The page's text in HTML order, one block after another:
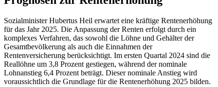
Sozialminister Hubertus Heil erwartet eine kräftige Rentenerhöhung
für das Jahr 2025. Die Anpassung der Renten erfolgt durch ein
komplexes Verfahren, das sowohl die Löhne und Gehälter der
Gesamtbevölkerung als auch die Einnahmen der
Rentenversicherung berücksichtigt. Im ersten Quartal 2024 sind die
Reallöhne um 3,8 Prozent gestiegen, während der nominale
Lohnanstieg 6,4 Prozent beträgt. Dieser nominale Anstieg wird
voraussichtlich die Grundlage für die Rentenerhöhung 2025 bilden.